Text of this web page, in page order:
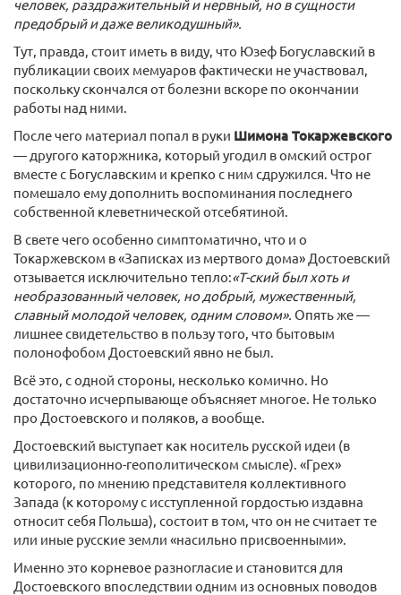
человек, раздражительный и нервный, но в сущности
предобрый и даже великодушный».
Тут, правда, стоит иметь в виду, что Юзеф Богуславский в
публикации своих мемуаров фактически не участвовал,
поскольку скончался от болезни вскоре по окончании
работы над ними.
После чего материал попал в руки Шимона Токаржевского
— другого каторжника, который угодил в омский острог
вместе с Богуславским и крепко с ним сдружился. Что не
помешало ему дополнить воспоминания последнего
собственной клеветнической отсебятиной.
В свете чего особенно симптоматично, что и о
Токаржевском в «Записках из мертвого дома» Достоевский
отзывается исключительно тепло:«Т-ский был хоть и
необразованный человек, но добрый, мужественный,
славный молодой человек, одним словом». Опять же —
лишнее свидетельство в пользу того, что бытовым
полонофобом Достоевский явно не был.
Всё это, с одной стороны, несколько комично. Но
достаточно исчерпывающе объясняет многое. Не только
про Достоевского и поляков, а вообще.
Достоевский выступает как носитель русской идеи (в
цивилизационно-геополитическом смысле). «Грех»
которого, по мнению представителя коллективного
Запада (к которому с исступленной гордостью издавна
относит себя Польша), состоит в том, что он не считает те
или иные русские земли «насильно присвоенными».
Именно это корневое разногласие и становится для
Достоевского впоследствии одним из основных поводов